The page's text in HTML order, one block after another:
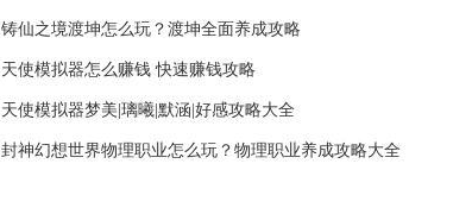
铸仙之境渡坤怎么玩？渡坤全面养成攻略
天使模拟器怎么赚钱 快速赚钱攻略
天使模拟器梦美|璃曦|默涵|好感攻略大全
封神幻想世界物理职业怎么玩？物理职业养成攻略大全